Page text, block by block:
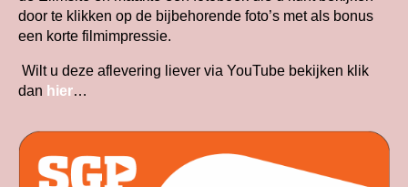
door te klikken op de bijbehorende foto’s met als bonus
een korte filmimpressie.
Wilt u deze aflevering liever via YouTube bekijken klik
dan hier…